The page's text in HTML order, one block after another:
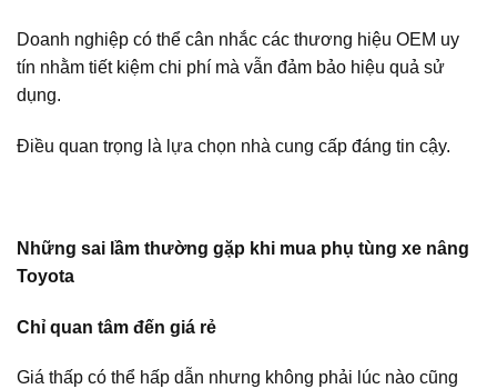
Doanh nghiệp có thể cân nhắc các thương hiệu OEM uy
tín nhằm tiết kiệm chi phí mà vẫn đảm bảo hiệu quả sử
dụng.
Điều quan trọng là lựa chọn nhà cung cấp đáng tin cậy.
Những sai lầm thường gặp khi mua phụ tùng xe nâng
Toyota
Chỉ quan tâm đến giá rẻ
Giá thấp có thể hấp dẫn nhưng không phải lúc nào cũng